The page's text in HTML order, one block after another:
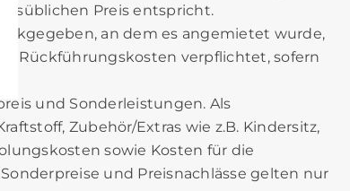
Preis entspricht.
an dem es angemietet wurde,
Rückführungskosten verpflichtet, sofern
und Sonderleistungen. Als
Zubehör/Extras wie z.B. Kindersitz,
sowie Kosten für die
und Preisnachlässe gelten nur